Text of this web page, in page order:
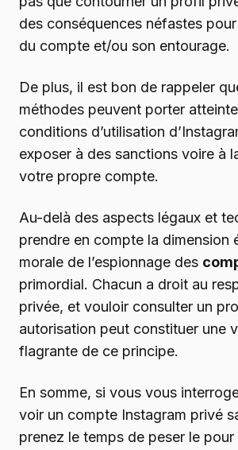
des conséquences néfastes
du compte et/ou son entourage.
De plus, il est bon de rappeler
méthodes peuvent porter
conditions d’utilisation
exposer à des sanctions voire à
votre propre compte.
Au-delà des aspects légaux et
prendre en compte la dimension
morale de l’espionnage des
primordial. Chacun a droit au
privée, et vouloir consulter un
autorisation peut constituer une
flagrante de ce principe.
En somme, si vous vous
voir un compte Instagram privé
prenez le temps de peser le